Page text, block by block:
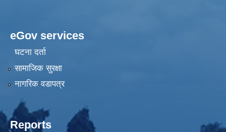
eGov services
घटना दर्ता
सामाजिक सुरक्षा
नागरिक वडापत्र
Reports